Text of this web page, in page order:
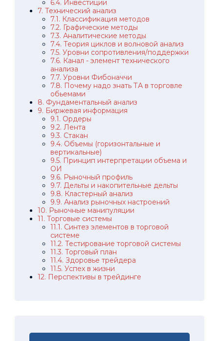
6.4. Инвестиции
7. Технический анализ
7.1. Классификация методов
7.2. Графические методы
7.3. Аналитические методы
7.4. Теория циклов и волновой анализ
7.5. Уровни сопротивления/поддержки
7.6. Канал - элемент технического
анализа
7.7. Уровни Фибоначчи
7.8. Почему надо знать ТА в торговле
обьемами
8. Фундаментальный анализ
9. Биржевая информация
9.1. Ордеры
9.2. Лента
9.3. Стакан
9.4. Объемы (горизонтальные и
вертикальные)
9.5. Принцип интерпретации объема и
ОИ
9.6. Рыночный профиль
9.7. Дельты и накопительные дельты
9.8. Кластерный анализ
9.9. Анализ рыночных настроений
10. Рыночные манипуляции
11. Торговые системы
11.1. Синтез элементов в торговой
системе
11.2. Тестирование торговой системы
11.3. Торговый план
11.4. Здоровье трейдера
11.5. Успех в жизни
12. Перспективы в трейдинге